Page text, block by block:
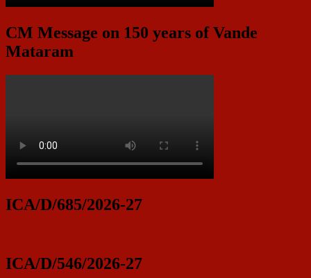
CM Message on 150 years of Vande
Mataram
ICA/D/685/2026-27
ICA/D/546/2026-27